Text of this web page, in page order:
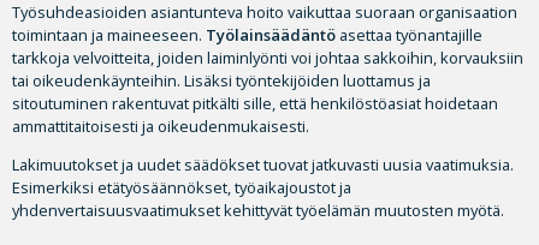
Työsuhdeasioiden asiantunteva hoito vaikuttaa suoraan organisaation
toimintaan ja maineeseen. Työlainsäädäntö asettaa työnantajille
tarkkoja velvoitteita, joiden laiminlyönti voi johtaa sakkoihin, korvauksiin
tai oikeudenkäynteihin. Lisäksi työntekijöiden luottamus ja
sitoutuminen rakentuvat pitkälti sille, että henkilöstöasiat hoidetaan
ammattitaitoisesti ja oikeudenmukaisesti.
Lakimuutokset ja uudet säädökset tuovat jatkuvasti uusia vaatimuksia.
Esimerkiksi etätyösäännökset, työaikajoustot ja
yhdenvertaisuusvaatimukset kehittyvät työelämän muutosten myötä.